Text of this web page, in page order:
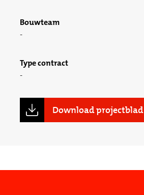
Bouwteam
Type contract
Download projectblad